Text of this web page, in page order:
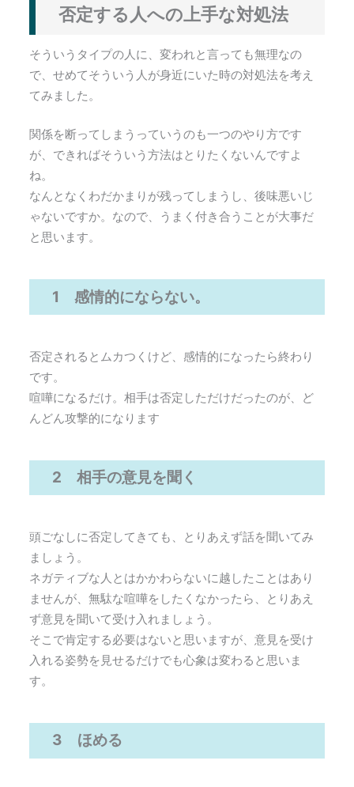
否定する人への上手な対処法
そういうタイプの人に、変われと言っても無理なの
で、せめてそういう人が身近にいた時の対処法を考え
てみました。
関係を断ってしまうっていうのも一つのやり方です
が、できればそういう方法はとりたくないんですよ
ね。
なんとなくわだかまりが残ってしまうし、後味悪いじ
ゃないですか。なので、うまく付き合うことが大事だ
と思います。
1 感情的にならない。
否定されるとムカつくけど、感情的になったら終わり
です。
喧嘩になるだけ。相手は否定しただけだったのが、ど
んどん攻撃的になります
2 相手の意見を聞く
頭ごなしに否定してきても、とりあえず話を聞いてみ
ましょう。
ネガティブな人とはかかわらないに越したことはあり
ませんが、無駄な喧嘩をしたくなかったら、とりあえ
ず意見を聞いて受け入れましょう。
そこで肯定する必要はないと思いますが、意見を受け
入れる姿勢を見せるだけでも心象は変わると思いま
す。
3 ほめる